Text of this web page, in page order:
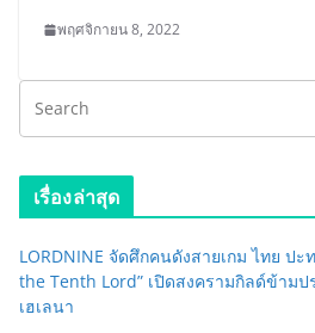
พฤศจิกายน 8, 2022
เรื่องล่าสุด
LORDNINE จัดศึกคนดังสายเกม ไทย ป
the Tenth Lord” เปิดสงครามกิลด์ข้ามป
เฮเลนา